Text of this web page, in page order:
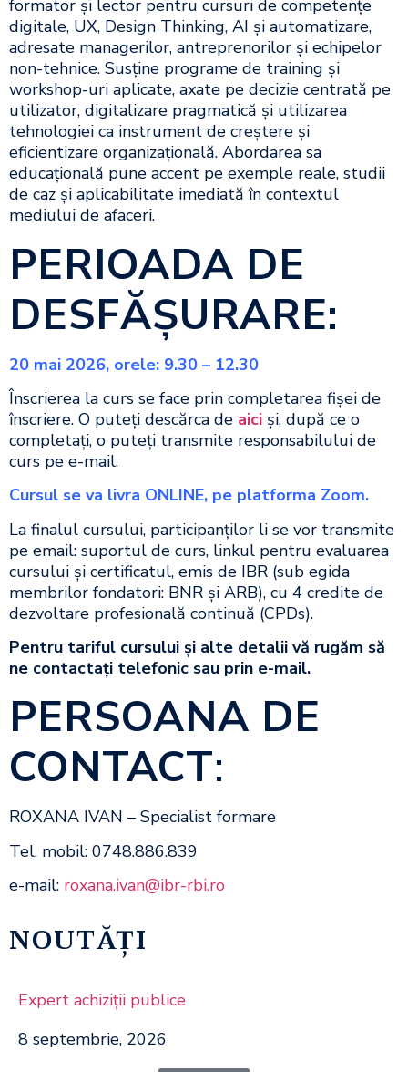
formator și lector pentru cursuri de competențe
digitale, UX, Design Thinking, AI și automatizare,
adresate managerilor, antreprenorilor și echipelor
non-tehnice. Susține programe de training și
workshop-uri aplicate, axate pe decizie centrată pe
utilizator, digitalizare pragmatică și utilizarea
tehnologiei ca instrument de creștere și
eficientizare organizațională. Abordarea sa
educațională pune accent pe exemple reale, studii
de caz și aplicabilitate imediată în contextul
mediului de afaceri.
PERIOADA DE
DESFĂŞURARE:
20 mai 2026, orele: 9.30 – 12.30
Înscrierea la curs se face prin completarea fişei de
înscriere. O puteţi descărca de aici şi, după ce o
completaţi, o puteţi transmite responsabilului de
curs pe e-mail.
Cursul se va livra ONLINE, pe platforma Zoom.
La finalul cursului, participanţilor li se vor transmite
pe email: suportul de curs, linkul pentru evaluarea
cursului şi certificatul, emis de IBR (sub egida
membrilor fondatori: BNR şi ARB), cu 4 credite de
dezvoltare profesională continuă (CPDs).
Pentru tariful cursului şi alte detalii vă rugăm să
ne contactaţi telefonic sau prin e-mail.
PERSOANA DE
CONTACT:
ROXANA IVAN – Specialist formare
Tel. mobil: 0748.886.839
e-mail: roxana.ivan@ibr-rbi.ro
NOUTĂȚI
Expert achiziţii publice
8 septembrie, 2026